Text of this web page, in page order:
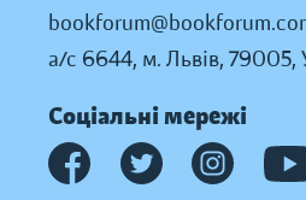
а/с 6644, м. Львів, 79005,
Соціальні мережі